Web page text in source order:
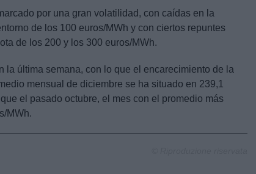
por una gran volatilidad, con caídas en la
de los 100 euros/MWh y con ciertos repuntes
de los 200 y los 300 euros/MWh.
la última semana, con lo que el encarecimiento de la
mensual de diciembre se ha situado en 239,1
el pasado octubre, el mes con el promedio más
MWh.